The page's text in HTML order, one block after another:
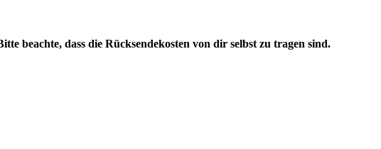
beachte, dass die Rücksendekosten von dir selbst zu tragen sind.